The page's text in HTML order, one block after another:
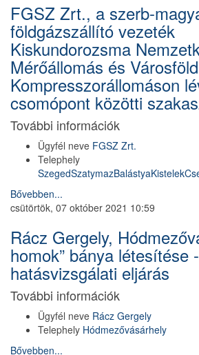
FGSZ Zrt., a szerb-
földgázszállító vezeték
Kiskundorozsma
Mérőállomás és Városföld
Kompresszorállomáson
csomópont közötti
További információk
Ügyfél neve FGSZ Zrt.
Telephely
SzegedSzatymazBalástyaKistelek
Bővebben...
csütörtök, 07 október 2021 10:59
Rácz Gergely,
homok” bánya létesítése
hatásvizsgálati eljárás
További információk
Ügyfél neve Rácz Gergely
Telephely Hódmezővásárhely
Bővebben...